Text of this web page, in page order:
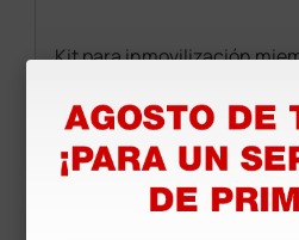
Kit para inmovilización
115,00 €
(Precio sin IVA)